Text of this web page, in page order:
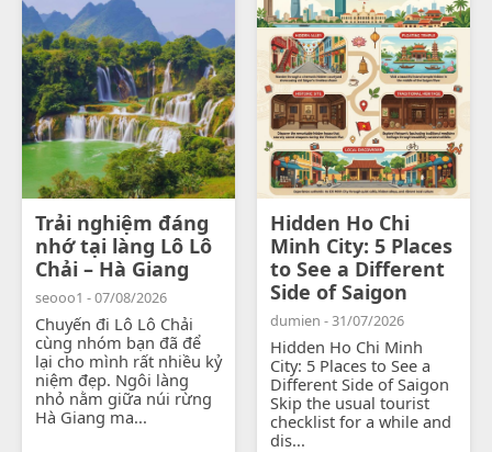
Trải nghiệm đáng
nhớ tại làng Lô Lô
Chải – Hà Giang
seooo1 - 07/08/2026
Chuyến đi Lô Lô Chải
cùng nhóm bạn đã để
lại cho mình rất nhiều kỷ
niệm đẹp. Ngôi làng
nhỏ nằm giữa núi rừng
Hà Giang ma...
Hidden Ho Chi
Minh City: 5 Places
to See a Different
Side of Saigon
dumien - 31/07/2026
Hidden Ho Chi Minh
City: 5 Places to See a
Different Side of Saigon
Skip the usual tourist
checklist for a while and
dis...